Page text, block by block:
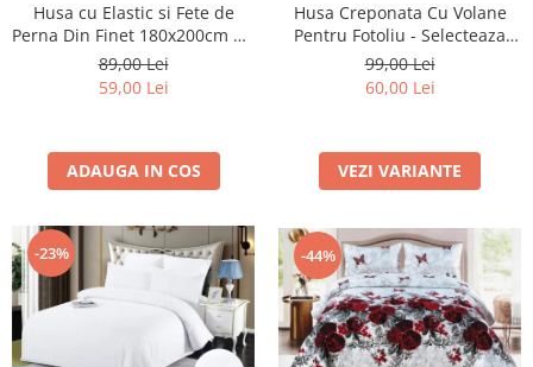
Husa cu Elastic si Fete de
Perna Din Finet 180x200cm 5D
- Mingi De Fotbal In Galaxie
89,00 Lei
59,00 Lei
ADAUGA IN COS
Husa Creponata Cu Volane
Pentru Fotoliu - Selecteaza
Culoarea Dorita
99,00 Lei
60,00 Lei
VEZI VARIANTE
-23% -44%